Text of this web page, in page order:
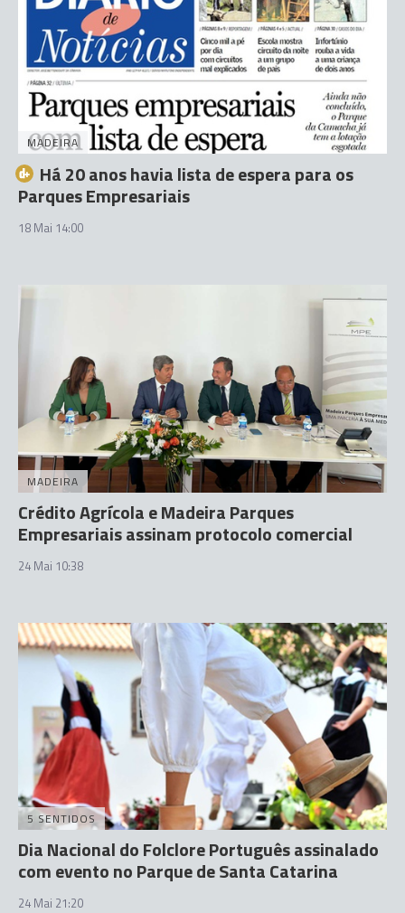
MADEIRA
Há 20 anos havia lista de espera para os
Parques Empresariais
18 Mai 14:00
MADEIRA
Crédito Agrícola e Madeira Parques
Empresariais assinam protocolo comercial
24 Mai 10:38
5 SENTIDOS
Dia Nacional do Folclore Português assinalado
com evento no Parque de Santa Catarina
24 Mai 21:20